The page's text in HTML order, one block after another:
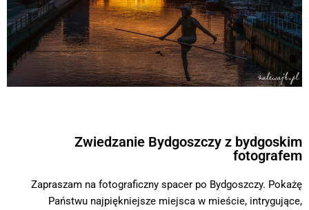
Zwiedzanie Bydgoszczy z bydgoskim
fotografem
Zapraszam na fotograficzny spacer po Bydgoszczy. Pokażę
Państwu najpiękniejsze miejsca w mieście, intrygujące,